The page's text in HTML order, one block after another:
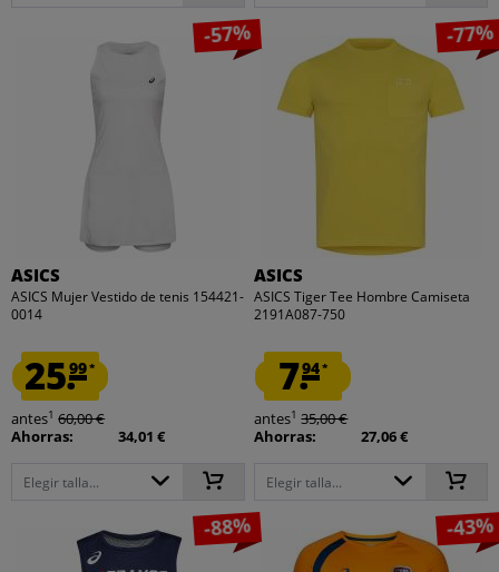
-57%
ASICS
ASICS Mujer Vestido de tenis 154421-
0014
25.99*
antes1 60,00 €
Ahorras:
34,01 €
Elegir talla...
-77%
ASICS
ASICS Tiger Tee Hombre Camiseta
2191A087-750
7.94*
antes1 35,00 €
Ahorras:
27,06 €
Elegir talla...
-88% -43%